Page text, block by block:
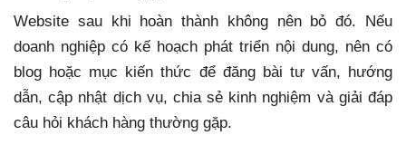
Website sau khi hoàn thành không nên bỏ đó. Nếu
doanh nghiệp có kế hoạch phát triển nội dung, nên có
blog hoặc mục kiến thức để đăng bài tư vấn, hướng
dẫn, cập nhật dịch vụ, chia sẻ kinh nghiệm và giải đáp
câu hỏi khách hàng thường gặp.